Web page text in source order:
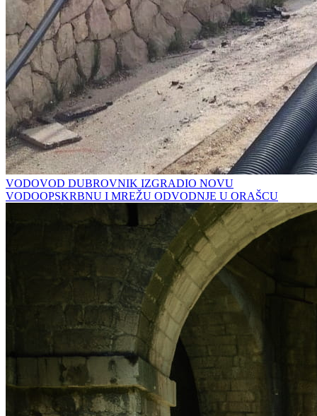
VODOVOD DUBROVNIK IZGRADIO NOVU
VODOOPSKRBNU I MREŽU ODVODNJE U ORAŠCU